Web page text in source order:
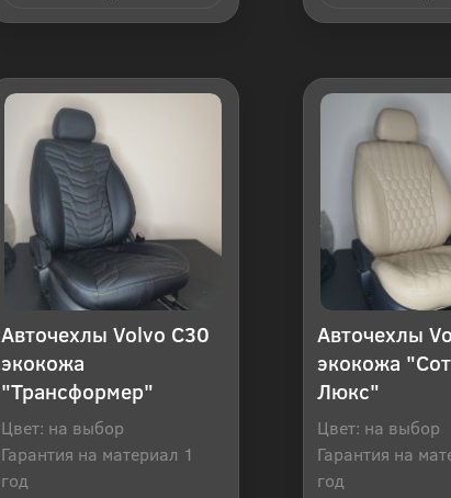
Авточехлы Volvo C30
экокожа
"Трансформер"
Цвет: на выбор
Гарантия на материал 1
год
Авточехлы
экокожа
Люкс"
Цвет: на выбор
Гарантия на
год